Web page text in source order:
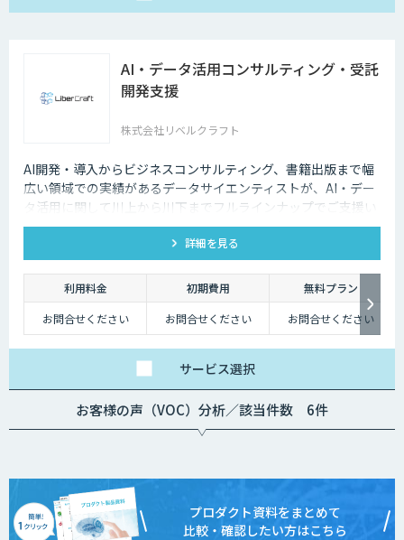
AI・データ活用コンサルティング・受託
開発支援
株式会社リベルクラフト
AI開発・導入からビジネスコンサルティング、書籍出版まで幅
広い領域での実績があるデータサイエンティストが、AI・デー
タ活用に関して川上から川下までフルラインナップでご支援い
たします。
詳細を見る
利用料金 初期費用
無料プラン
お問合せください
お問合せください お問合せください
サービス選択
お客様の声（VOC）分析／該当件数 6件
プロダクト資料をまとめて
比較・確認したい方はこちら